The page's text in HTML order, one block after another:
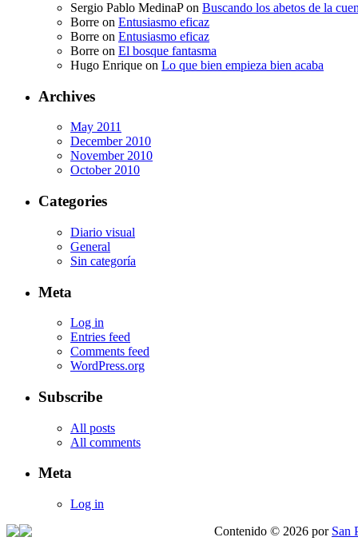
Sergio Pablo MedinaPon Buscando los abetos de la
Borre on Entusiasmo eficaz
Borre on Entusiasmo eficaz
Borre on El bosque fantasma
Hugo Enrique on Lo que bien empieza bien acaba
Archives
May 2011
December 2010
November 2010
October 2010
Categories
Diario visual
General
Sin categoría
Meta
Log in
Entries feed
Comments feed
WordPress.org
Subscribe
All posts
All comments
Meta
Log in
Contenido © 2026 por San